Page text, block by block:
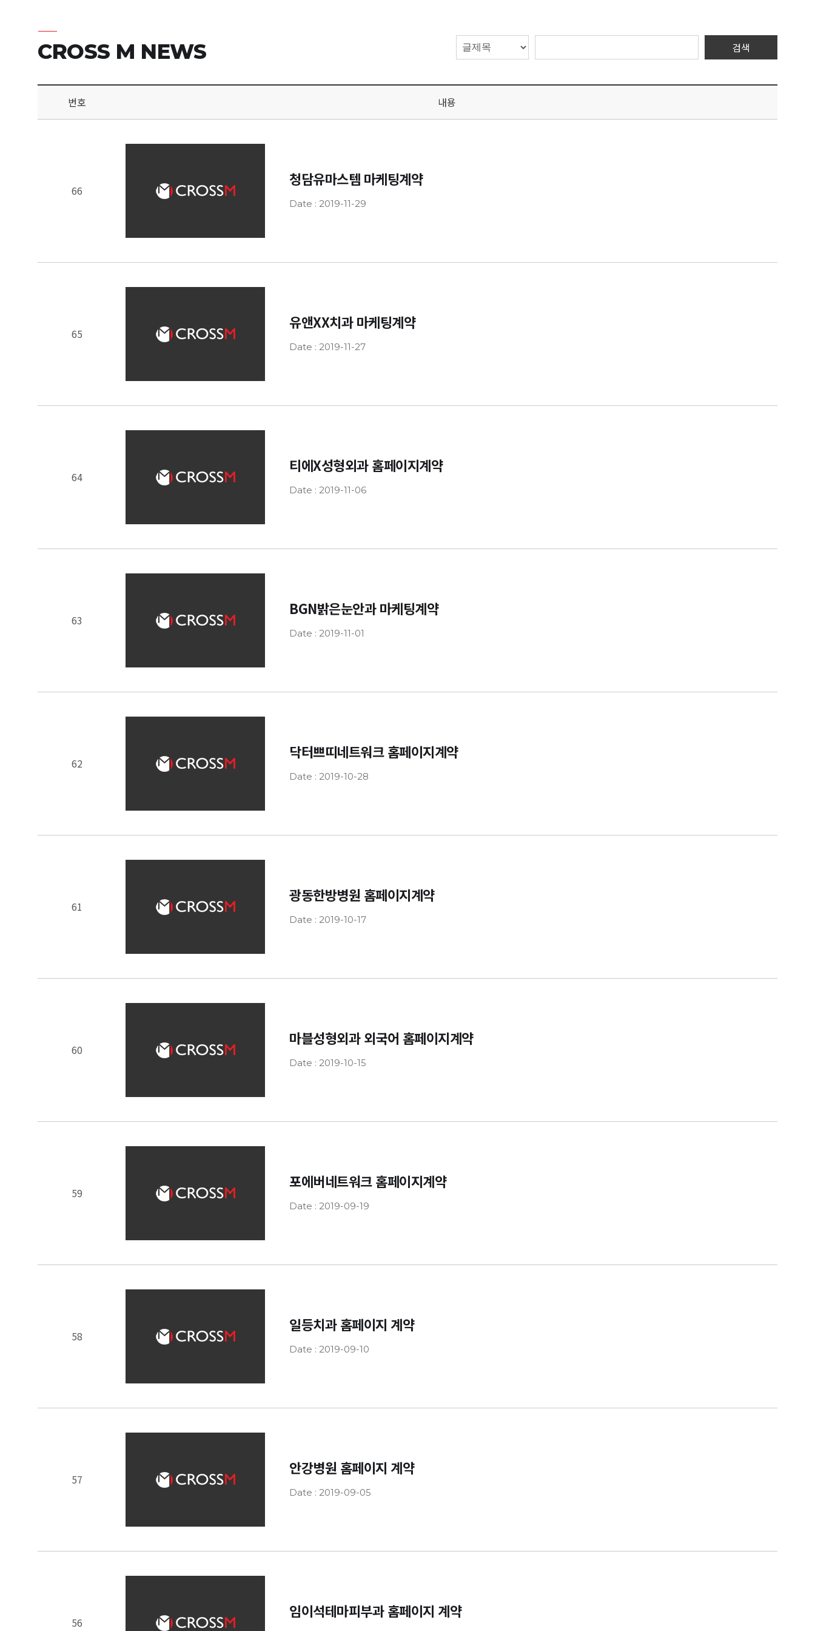
CROSS M NEWS
번호 내용
66
청담유마스템 마케팅계약
Date : 2019-11-29
65
유앤XX치과 마케팅계약
Date : 2019-11-27
64
티에X성형외과 홈페이지계약
Date : 2019-11-06
63
BGN밝은눈안과 마케팅계약
Date : 2019-11-01
62
닥터쁘띠네트워크 홈페이지계약
Date : 2019-10-28
61
광동한방병원 홈페이지계약
Date : 2019-10-17
60
마블성형외과 외국어 홈페이지계약
Date : 2019-10-15
59
포에버네트워크 홈페이지계약
Date : 2019-09-19
58
일등치과 홈페이지 계약
Date : 2019-09-10
57
안강병원 홈페이지 계약
Date : 2019-09-05
56
임이석테마피부과 홈페이지 계약